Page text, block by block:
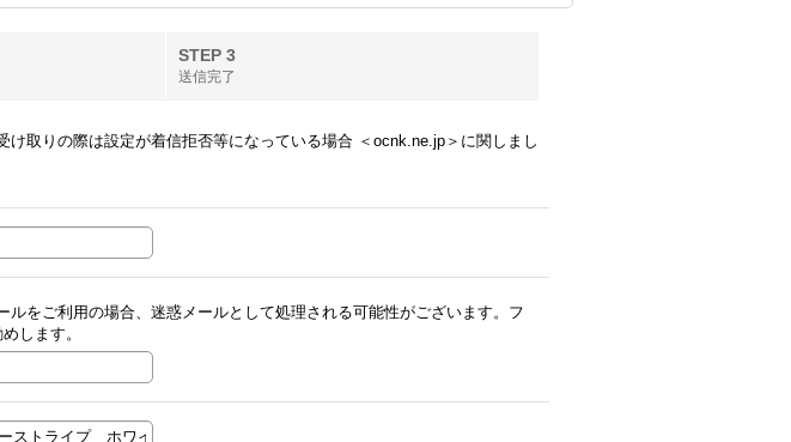
STEP 3
送信完了
取りの際は設定が着信拒否等になっている場合 ＜ocnk.ne.jp＞に関しまし
ルをご利用の場合、迷惑メールとして処理される可能性がございます。フ
します。